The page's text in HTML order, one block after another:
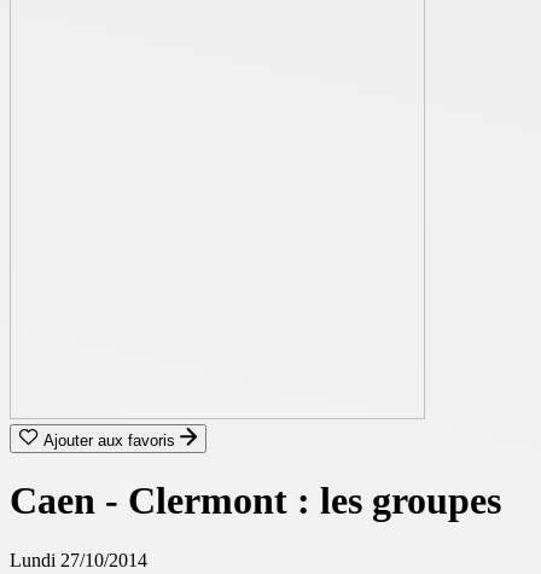
Ajouter aux favoris
Caen - Clermont : les groupes
Lundi 27/10/2014